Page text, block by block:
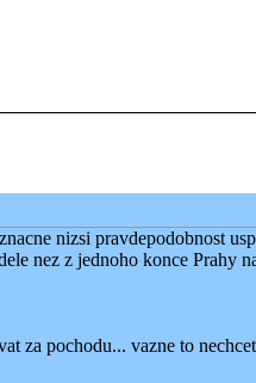
nizsi pravdepodobnost
nez z jednoho konce Prahy
za pochodu... vazne to